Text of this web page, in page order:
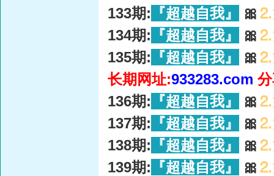
133期: 『超越自我』 🎀 ⒉
134期: 『超越自我』 🎀 ⒉
135期: 『超越自我』 🎀 ⒉
长期网址:933283.com
136期: 『超越自我』 🎀 ⒉
137期: 『超越自我』 🎀 ⒉
138期: 『超越自我』 🎀 ⒉
139期: 『超越自我』 🎀 ⒉